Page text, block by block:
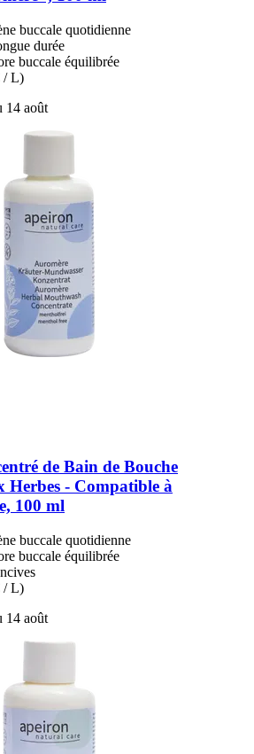
buccale quotidienne
durée
buccale équilibrée
/ L)
14 août
de Bain de Bouche
Herbes -​ Compatible à
100 ml
buccale quotidienne
buccale équilibrée
/ L)
14 août